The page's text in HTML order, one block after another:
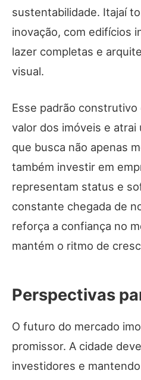
sustentabilidade. Itajaí
inovação, com edifícios
lazer completas e
visual.
Esse padrão
valor dos imóveis e
que busca não apenas
também investir em
representam status e
constante chegada de
reforça a confiança no
mantém o ritmo de
Perspectivas
O futuro do mercado
promissor. A cidade
investidores e